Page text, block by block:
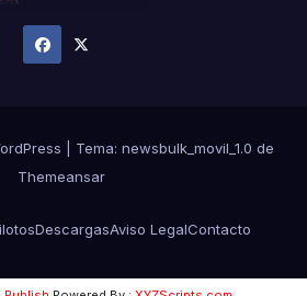
Tema: newsbulk_movil_1.0 de
Themeansar
DescargasAviso LegalContacto